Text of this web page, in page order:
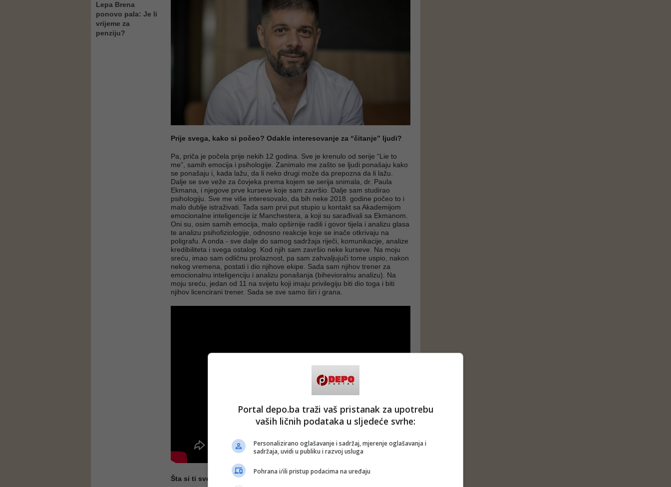
Lepa Brena
ponovo pala: Je li
vrijeme za
penziju?
Prije svega, kako si počeo? Odakle interesovanje za “čitanje” ljudi?
Pa, priča je počela prije nekih 12 godina. Sve je krenulo od serije “Lie to
me”, samih emocija i psihologije. Zanimalo me zašto se ljudi ponašaju kako
se ponašaju i, kada lažu, da li neko drugi može da prepozna da li lažu.
Dalje se sve veže za čovjeka prema kojem se serija snimala, dr. Paula
Ekmana, i njegove prve kurseve koje sam završio. Dalje sam studirao
psihologiju. Sve me više interesovalo, da bih neke 2018. godine počeo to i
malo dublje istraživati. Tada sam prvi put stupio u kontakt sa Akademijom
emocionalne inteligencije iz Manchestera, a koji su sarađivali sa Ekmanom.
Oni su, osim samih emocija, malo opširnije radili i govor tijela i analizu glasa
te analizu psihofiziologije, odnosno reakcije koje se inače otkrivaju na
poligrafu. A onda - sve dalje do samog sadržaja riječi, komunikacije, analize
kredibiliteta i svega ostalog. Kod njih sam završio neke kurseve. Na moju
sreću, imao sam odličnu prolaznost, pa sam zahvaljujuči tome uspio, nakon
nekog vremena, postati i dio njihove ekipe. Sada sam njihov trener za
emocionalnu inteligenciju i analizu ponašanja (bihevioralnu analizu). Na
moju sreću, jedan od 11 na svijetu koji imaju privilegiju biti dio toga i biti
njihov licencirani trener. Sada se sve samo širi i grana.
Šta si ti sve, zapravo? Profiler, hodajući detektor laži…?
Portal depo.ba traži vaš pristanak za upotrebu
vaših ličnih podataka u sljedeće svrhe:
Personalizirano oglašavanje i sadržaj, mjerenje oglašavanja i
sadržaja, uvidi u publiku i razvoj usluga
Pohrana i/ili pristup podacima na uređaju